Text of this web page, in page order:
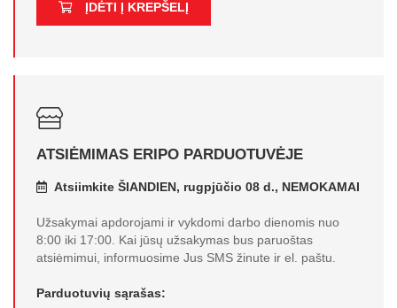
ĮDĖTI Į KREPŠELĮ
ATSIĖMIMAS ERIPO PARDUOTUVĖJE
Atsiimkite ŠIANDIEN, rugpjūčio 08 d., NEMOKAMAI
Užsakymai apdorojami ir vykdomi darbo dienomis nuo
8:00 iki 17:00. Kai jūsų užsakymas bus paruoštas
atsiėmimui, informuosime Jus SMS žinute ir el. paštu.
Parduotuvių sąrašas: